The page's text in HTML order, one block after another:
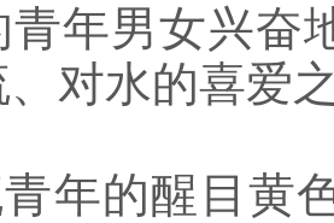
青年男女兴奋
、对水的喜爱
年的醒目黄